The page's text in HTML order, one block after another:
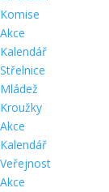
Komise
Akce
Kalendář
Střelnice
Mládež
Kroužky
Akce
Kalendář
Veřejnost
Akce